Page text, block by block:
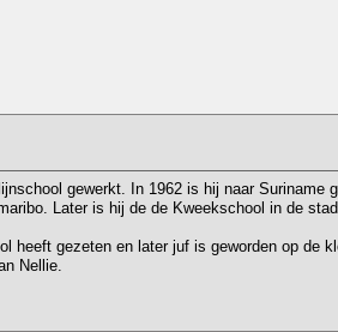
gewerkt. In 1962 is hij naar Suriname
Later is hij de de Kweekschool in de
gezeten en later juf is geworden op de
Nellie.